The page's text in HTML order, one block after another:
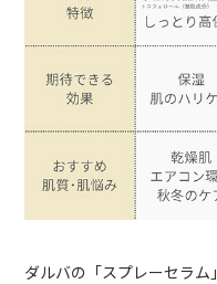
ダルバの「スプレーセラ